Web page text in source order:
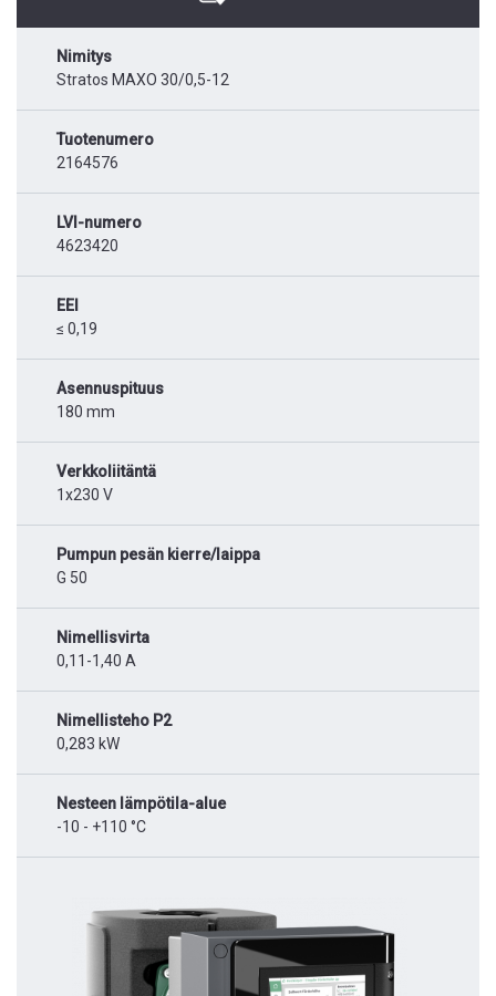
Nimitys
Stratos MAXO 30/0,5-12
Tuotenumero
2164576
LVI-numero
4623420
EEI
≤ 0,19
Asennuspituus
180 mm
Verkkoliitäntä
1x230 V
Pumpun pesän kierre/laippa
G 50
Nimellisvirta
0,11-1,40 A
Nimellisteho P2
0,283 kW
Nesteen lämpötila-alue
-10 - +110 °C